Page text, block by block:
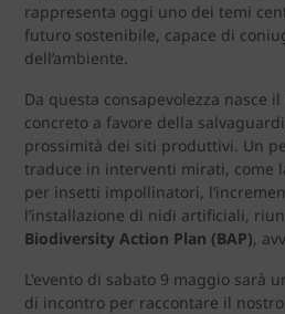
rappresenta oggi uno dei temi
futuro sostenibile, capace di
dell’ambiente.
Da questa consapevolezza nasce
concreto a favore della
prossimità dei siti produttivi. Un
traduce in interventi mirati, come
per insetti impollinatori,
l’installazione di nidi artificiali,
Biodiversity Action Plan (BAP),
L'evento di sabato 9 maggio sarà
di incontro per raccontare il